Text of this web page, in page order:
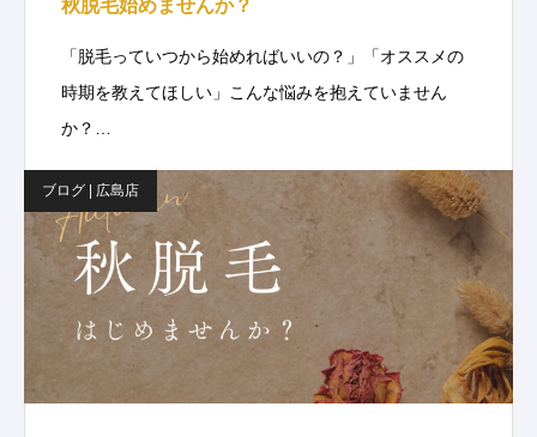
秋脱毛始めませんか？
「脱毛っていつから始めればいいの？」「オススメの
時期を教えてほしい」こんな悩みを抱えていません
か？…
ブログ | 広島店